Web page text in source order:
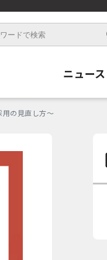
ニュース
の見直し方〜